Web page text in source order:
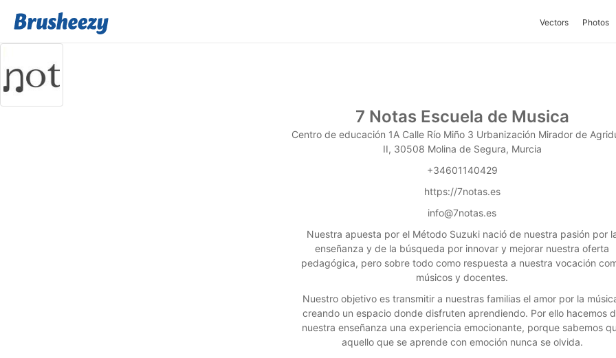
Vectors Photos
7 Notas Escuela de Musica
Centro de educación 1A Calle Río Miño 3 Urbanización Mirador de
II, 30508 Molina de Segura, Murcia
+34601140429
https://7notas.es
info@7notas.es
Nuestra apuesta por el Método Suzuki nació de nuestra pasión por
enseñanza y de la búsqueda por innovar y mejorar nuestra oferta
pedagógica, pero sobre todo como respuesta a nuestra vocación
músicos y docentes.
Nuestro objetivo es transmitir a nuestras familias el amor por la
creando un espacio donde disfruten aprendiendo. Por ello hacemos
nuestra enseñanza una experiencia emocionante, porque sabemos
aquello que se aprende con emoción nunca se olvida.